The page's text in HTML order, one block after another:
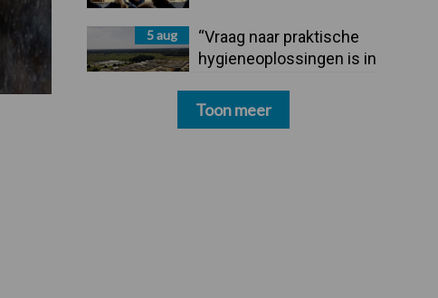
5 aug
“Vraag naar praktische
hygieneoplossingen is in
Toon meer